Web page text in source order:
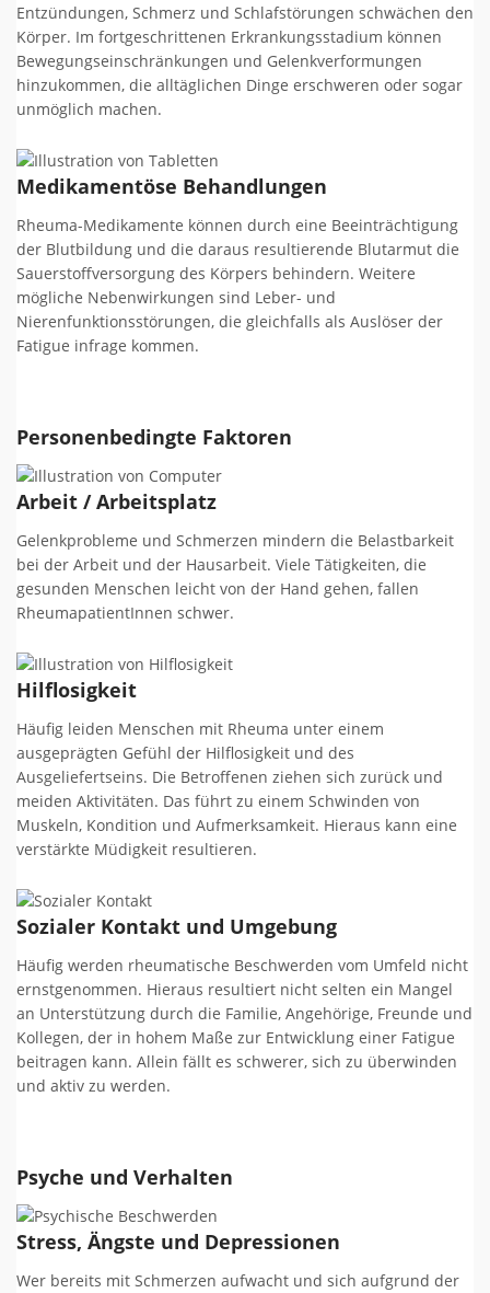
Entzündungen, Schmerz und Schlafstörungen schwächen den
Körper. Im fortgeschrittenen Erkrankungsstadium können
Bewegungseinschränkungen und Gelenkverformungen
hinzukommen, die alltäglichen Dinge erschweren oder sogar
unmöglich machen.
Medikamentöse Behandlungen
Rheuma-Medikamente können durch eine Beeinträchtigung
der Blutbildung und die daraus resultierende Blutarmut die
Sauerstoffversorgung des Körpers behindern. Weitere
mögliche Nebenwirkungen sind Leber- und
Nierenfunktionsstörungen, die gleichfalls als Auslöser der
Fatigue infrage kommen.
Personenbedingte Faktoren
Arbeit / Arbeitsplatz
Gelenkprobleme und Schmerzen mindern die Belastbarkeit
bei der Arbeit und der Hausarbeit. Viele Tätigkeiten, die
gesunden Menschen leicht von der Hand gehen, fallen
RheumapatientInnen schwer.
Hilflosigkeit
Häufig leiden Menschen mit Rheuma unter einem
ausgeprägten Gefühl der Hilflosigkeit und des
Ausgeliefertseins. Die Betroffenen ziehen sich zurück und
meiden Aktivitäten. Das führt zu einem Schwinden von
Muskeln, Kondition und Aufmerksamkeit. Hieraus kann eine
verstärkte Müdigkeit resultieren.
Sozialer Kontakt und Umgebung
Häufig werden rheumatische Beschwerden vom Umfeld nicht
ernstgenommen. Hieraus resultiert nicht selten ein Mangel
an Unterstützung durch die Familie, Angehörige, Freunde und
Kollegen, der in hohem Maße zur Entwicklung einer Fatigue
beitragen kann. Allein fällt es schwerer, sich zu überwinden
und aktiv zu werden.
Psyche und Verhalten
Stress, Ängste und Depressionen
Wer bereits mit Schmerzen aufwacht und sich aufgrund der